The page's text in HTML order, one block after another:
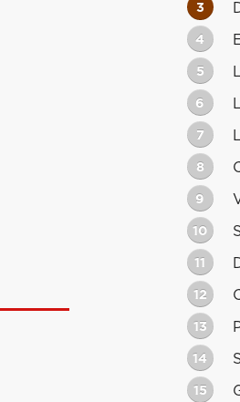
3
4
5
6
7
8
9
10
11
12
13
14
15